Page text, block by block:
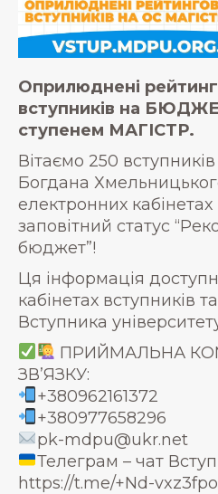
Оприлюднені
вступників на
ступенем МАГІСТР.
Вітаємо 250
Богдана
електронних
заповітний статус
бюджет”!
Ця інформація
кабінетах вступників
Вступника
ПРИЙМАЛЬНА
ЗВ’ЯЗКУ:
+380962161372
+380977658296
pk-mdpu@ukr.net
Телеграм – чат
https://t.me/+Nd-